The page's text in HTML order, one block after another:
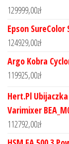
129999,00zł
Epson SureColor
124929,00zł
Argo Kobra
119925,00zł
Hert.Pl
Varimixer
112792,00zł